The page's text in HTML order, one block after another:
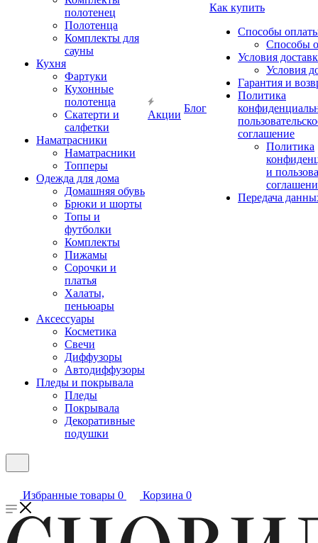
полотенец
Полотенца
Комплекты для
сауны
Кухня
Фартуки
Кухонные
полотенца
Скатерти и
салфетки
Наматрасники
Наматрасники
Топперы
Одежда для дома
Домашняя обувь
Брюки и шорты
Топы и
футболки
Комплекты
Пижамы
Сорочки и
платья
Халаты,
пеньюары
Аксессуары
Косметика
Свечи
Диффузоры
Автодиффузоры
Пледы и покрывала
Пледы
Покрывала
Декоративные
подушки
Акции
Блог
Как купить
Способы
Способы
Условия
Условия
Гарантия и
Политика
соглашение
Политика
и
Передача
Избранные товары 0 Корзина 0